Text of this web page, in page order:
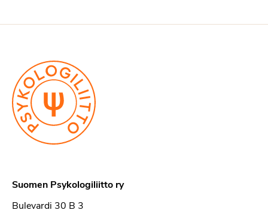
Suomen Psykologiliitto ry
Bulevardi 30 B 3